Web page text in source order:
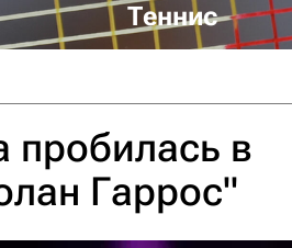
Теннис
пробилась в
Гаррос"